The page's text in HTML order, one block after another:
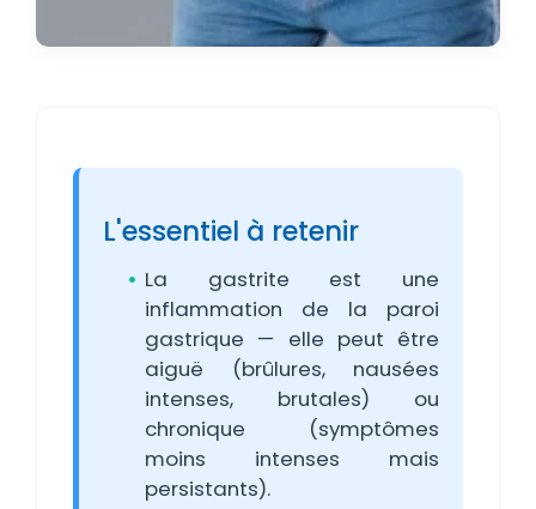
L'essentiel à retenir
La gastrite est une
inflammation de la paroi
gastrique — elle peut être
aiguë (brûlures, nausées
intenses, brutales) ou
chronique (symptômes
moins intenses mais
persistants).